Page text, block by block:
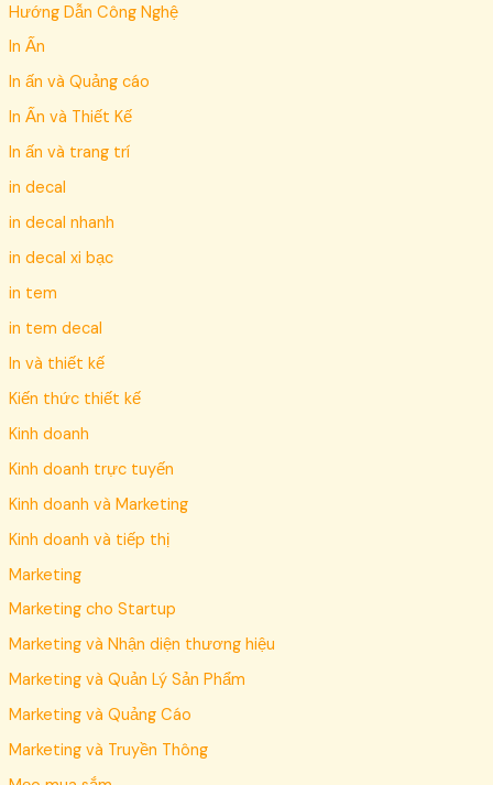
Hướng Dẫn Công Nghệ
In Ấn
In ấn và Quảng cáo
In Ấn và Thiết Kế
In ấn và trang trí
in decal
in decal nhanh
in decal xi bạc
in tem
in tem decal
In và thiết kế
Kiến thức thiết kế
Kinh doanh
Kinh doanh trực tuyến
Kinh doanh và Marketing
Kinh doanh và tiếp thị
Marketing
Marketing cho Startup
Marketing và Nhận diện thương hiệu
Marketing và Quản Lý Sản Phẩm
Marketing và Quảng Cáo
Marketing và Truyền Thông